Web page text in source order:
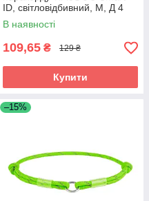
ID, світловідбивний, M, Д 4
мм, Д 42-76 см салатовий
В наявності
109,65 ₴ 129 ₴
Купити
–15%